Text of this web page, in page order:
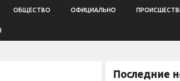
ОБЩЕСТВО ОФИЦИАЛЬНО
Последние